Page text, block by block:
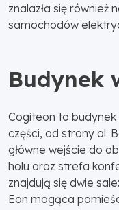
znalazła się również
samochodów
Budynek
Cogiteon to budynek
części, od strony al.
główne wejście do
holu oraz strefa
znajdują się dwie
Eon mogąca